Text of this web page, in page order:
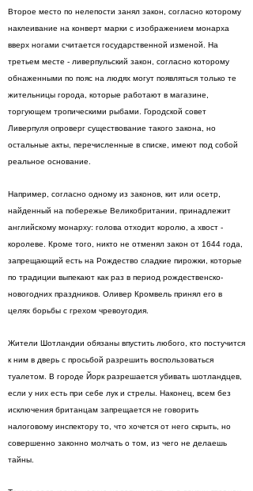
Второе место по нелепости занял закон, согласно которому
наклеивание на конверт марки с изображением монарха
вверх ногами считается государственной изменой. На
третьем месте - ливерпульский закон, согласно которому
обнаженными по пояс на людях могут появляться только те
жительницы города, которые работают в магазине,
торгующем тропическими рыбами. Городской совет
Ливерпуля опроверг существование такого закона, но
остальные акты, перечисленные в списке, имеют под собой
реальное основание.
Например, согласно одному из законов, кит или осетр,
найденный на побережье Великобритании, принадлежит
английскому монарху: голова отходит королю, а хвост -
королеве. Кроме того, никто не отменял закон от 1644 года,
запрещающий есть на Рождество сладкие пирожки, которые
по традиции выпекают как раз в период рождественско-
новогодних праздников. Оливер Кромвель принял его в
целях борьбы с грехом чревоугодия.
Жители Шотландии обязаны впустить любого, кто постучится
к ним в дверь с просьбой разрешить воспользоваться
туалетом. В городе Йорк разрешается убивать шотландцев,
если у них есть при себе лук и стрелы. Наконец, всем без
исключения британцам запрещается не говорить
налоговому инспектору то, что хочется от него скрыть, но
совершенно законно молчать о том, из чего не делаешь
тайны.